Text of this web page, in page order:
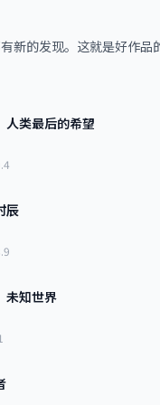
新的发现。这就是好作品
人类最后的希望
辰
未知世界